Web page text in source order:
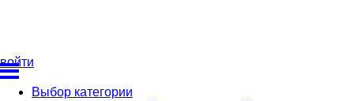
войти
Выбор категории